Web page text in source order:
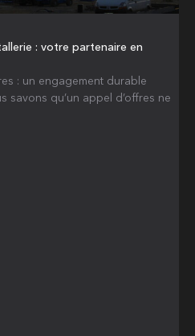
: votre partenaire en
: un engagement durable
savons qu’un appel d’offres ne